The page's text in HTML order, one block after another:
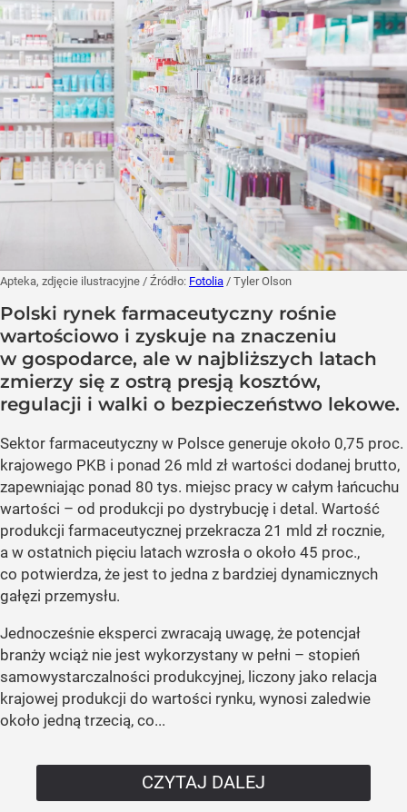
Apteka, zdjęcie ilustracyjne / Źródło: Fotolia / Tyler Olson
Polski rynek farmaceutyczny rośnie
wartościowo i zyskuje na znaczeniu
w gospodarce, ale w najbliższych latach
zmierzy się z ostrą presją kosztów,
regulacji i walki o bezpieczeństwo lekowe.
Sektor farmaceutyczny w Polsce generuje około 0,75 proc.
krajowego PKB i ponad 26 mld zł wartości dodanej brutto,
zapewniając ponad 80 tys. miejsc pracy w całym łańcuchu
wartości – od produkcji po dystrybucję i detal. Wartość
produkcji farmaceutycznej przekracza 21 mld zł rocznie,
a w ostatnich pięciu latach wzrosła o około 45 proc.,
co potwierdza, że jest to jedna z bardziej dynamicznych
gałęzi przemysłu.
Jednocześnie eksperci zwracają uwagę, że potencjał
branży wciąż nie jest wykorzystany w pełni – stopień
samowystarczalności produkcyjnej, liczony jako relacja
krajowej produkcji do wartości rynku, wynosi zaledwie
około jedną trzecią, co...
CZYTAJ DALEJ